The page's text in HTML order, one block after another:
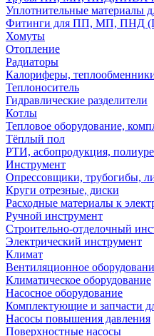
Уплотнительные материалы
Фитинги для ПП, МП, ПНД
Хомуты
Отопление
Радиаторы
Калориферы,
Теплоноситель
Гидравлические разделители
Котлы
Тепловое оборудование,
Тёплый пол
РТИ, асбопродукция,
Инструмент
Опрессовщики, трубогибы,
Круги отрезные, диски
Расходные материалы к
Ручной инструмент
Строительно-отделочный
Электрический инструмент
Климат
Вентиляционное
Климатическое оборудование
Насосное оборудование
Комплектующие и запчасти
Насосы повышения давления
Поверхностные насосы